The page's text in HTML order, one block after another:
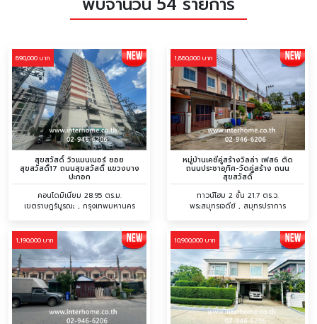
890,000 บาท
สุขสวัสดิ์ วิวแมนเนอร์ ซอย
สุขสวัสดิ์17 ถนนสุขสวัสดิ์ แขวงบาง
ปะกอก
คอนโดมิเนียม 28.95 ตร.ม.
เขตราษฎร์บูรณะ , กรุงเทพมหานคร
1,880,000 บาท
หมู่บ้านเคซีคู่สร้างวิลล่า เฟส6 ติด
ถนนประชาอุทิศ-วัดคู่สร้าง ถนน
สุขสวัสดิ์
ทาวน์โฮม 2 ชั้น 21.7 ตร.ว.
พระสมุทรเจดีย์ , สมุทรปราการ
1,190,000 บาท 10,900,000 บาท